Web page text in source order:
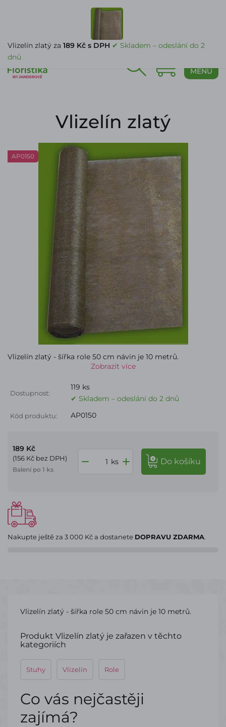
MENU
Vlizelín zlatý
AP0150
Vlizelín zlatý - šířka role 50 cm návin je 10 metrů.
Zobrazit více
Dostupnost:
119 ks
✔ Skladem – odeslání do 2 dnů
Kód produktu: AP0150
189 Kč
(156 Kč bez DPH)
Balení po 1 ks
ks do košíku
Nakupte ještě za 3 000 Kča dostanete DOPRAVU ZDARMA.
Vlizelín zlatý za 189 Kč s DPH ✔ Skladem – odeslání do 2
dnů
Vlizelín zlatý - šířka role 50 cm návin je 10 metrů.
Produkt Vlizelín zlatý je zařazen v těchto
kategoriích
Stuhy Vlizelín Role
Co vás nejčastěji
zajímá?